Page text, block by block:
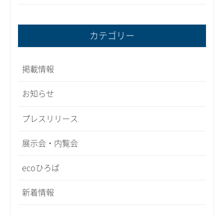
カテゴリー
掲載情報
お知らせ
プレスリリース
展示会・内覧会
ecoひろば
新着情報